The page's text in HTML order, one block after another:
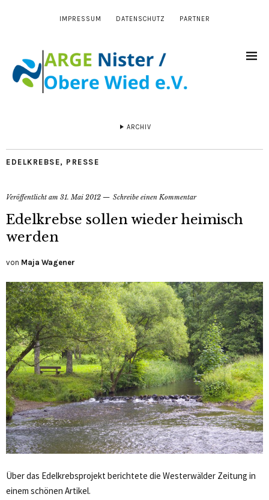
IMPRESSUM DATENSCHUTZ PARTNER
ARCHIV
EDELKREBSE, PRESSE
Veröffentlicht am 31. Mai 2012 Schreibe einen Kommentar
Edelkrebse sollen wieder heimisch
werden
von Maja Wagener
Über das Edelkrebsprojekt berichtete die Westerwälder Zeitung in
einem schönen Artikel.